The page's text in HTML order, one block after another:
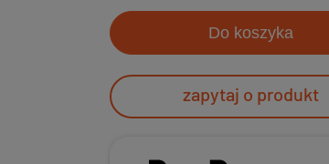
Do koszyka
zapytaj o produkt